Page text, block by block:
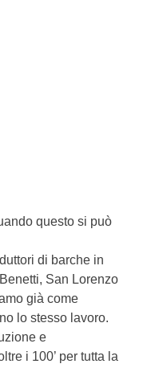
questo si può
di barche in
San Lorenzo
già come
lo stesso lavoro.
e
i 100’ per tutta la